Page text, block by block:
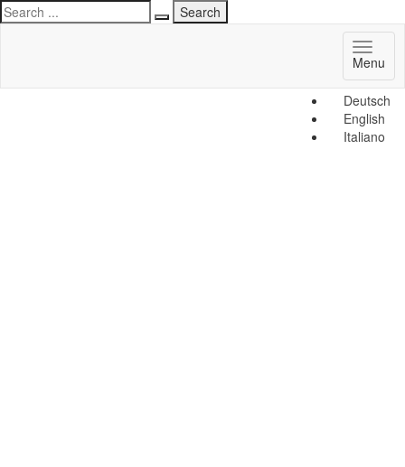
Deutsch
English
Italiano
Menu